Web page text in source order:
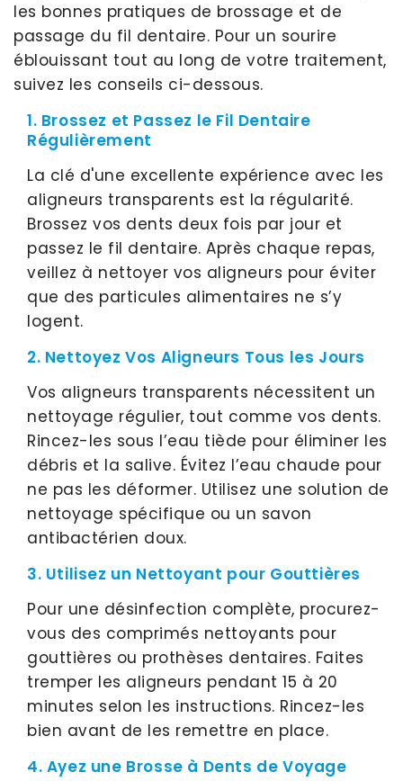
les bonnes pratiques de brossage et de
passage du fil dentaire. Pour un sourire
éblouissant tout au long de votre traitement,
suivez les conseils ci-dessous.
1. Brossez et Passez le Fil Dentaire
Régulièrement
La clé d'une excellente expérience avec les
aligneurs transparents est la régularité.
Brossez vos dents deux fois par jour et
passez le fil dentaire. Après chaque repas,
veillez à nettoyer vos aligneurs pour éviter
que des particules alimentaires ne s’y
logent.
2. Nettoyez Vos Aligneurs Tous les Jours
Vos aligneurs transparents nécessitent un
nettoyage régulier, tout comme vos dents.
Rincez-les sous l’eau tiède pour éliminer les
débris et la salive. Évitez l’eau chaude pour
ne pas les déformer. Utilisez une solution de
nettoyage spécifique ou un savon
antibactérien doux.
3. Utilisez un Nettoyant pour Gouttières
Pour une désinfection complète, procurez-
vous des comprimés nettoyants pour
gouttières ou prothèses dentaires. Faites
tremper les aligneurs pendant 15 à 20
minutes selon les instructions. Rincez-les
bien avant de les remettre en place.
4. Ayez une Brosse à Dents de Voyage